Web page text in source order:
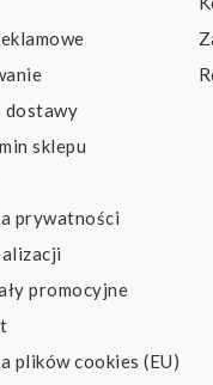
dostawy
sklepu
prywatności
promocyjne
plików cookies (EU)